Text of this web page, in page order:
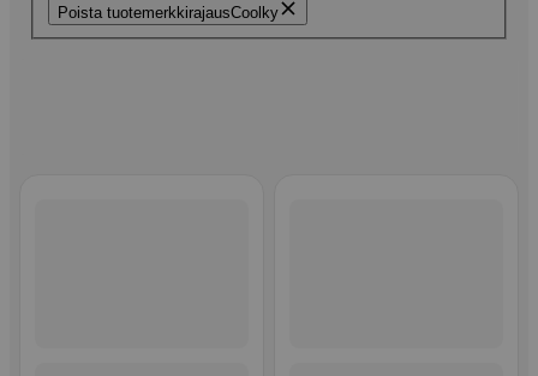
Poista tuotemerkkirajausCoolky